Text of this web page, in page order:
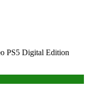
PS5 Digital Edition